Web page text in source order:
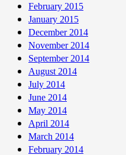
February 2015
January 2015
December 2014
November 2014
September 2014
August 2014
July 2014
June 2014
May 2014
April 2014
March 2014
February 2014